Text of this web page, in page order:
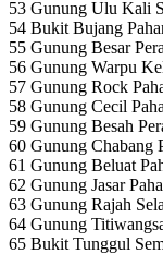
53 Gunung Ulu Kali
54 Bukit Bujang
55 Gunung Besar
56 Gunung Warpu
57 Gunung Rock
58 Gunung Cecil
59 Gunung Besah
60 Gunung Chabang
61 Gunung Beluat
62 Gunung Jasar
63 Gunung Rajah
64 Gunung
65 Bukit Tunggul